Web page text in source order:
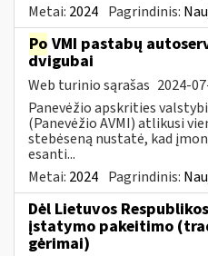
Metai: 2024 Pagrindinis:
Po VMI pastabų
dvigubai
Web turinio sąrašas 2024-
Panevėžio apskrities
(Panevėžio AVMI) atlikusi
stebėseną nustatė, kad
esanti...
Metai: 2024 Pagrindinis:
Dėl Lietuvos
įstatymo pakeitimo
gėrimai)